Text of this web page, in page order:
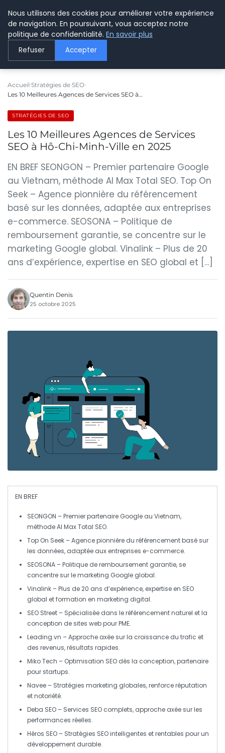
LE WEBMARKETING
Accueil Stratégies de SEO
Les 10 Meilleures Agences de Services SEO à…
STRATÉGIES DE SEO
Les 10 Meilleures Agences de Services
SEO à Hô-Chi-Minh-Ville en 2025
EN BREF SEONGON – Premier partenaire Google
au Vietnam, méthode AI Max Total SEO. Top On
Seek – Agence pionnière du référencement
basé sur les données, adaptée aux entreprises
e-commerce. SEOSONA – Politique de
remboursement garantie, se concentre sur le
marketing Google global. Vinalink – Plus de 20
ans d’expérience, expertise en SEO global et […]
Quentin Denis
25 octobre 2025
EN BREF
SEONGON – Premier partenaire Google au Vietnam,
méthode AI Max Total SEO.
Top On Seek – Agence pionnière du référencement basé sur
les données, adaptée aux entreprises e-commerce.
SEOSONA – Politique de remboursement garantie, se
concentre sur le marketing Google global.
Vinalink – Plus de 20 ans d’expérience, expertise en SEO
global et formation en marketing digital.
SEO Street – Spécialisée dans leréférencement naturel et la
conception de sites web pour PME.
Leading.vn – Approche axée sur la croissance du trafic et
des revenus, résultats rapides.
Miko Tech – Optimisation SEO dès la conception, partenaire
pour startups.
Navee – Stratégies marketing globales, renforce réputation
et notoriété.
Deba SEO – Services SEO complets, approche axée sur les
performances réelles.
Héros SEO – Stratégies SEO intelligentes et rentables pour un
développement durable.
Nous utilisons des cookies pour améliorer votre expérience
de navigation. En poursuivant, vous acceptez notre
politique de confidentialité. En savoir plus
Refuser Accepter